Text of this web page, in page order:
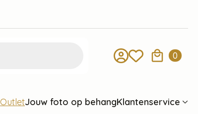
0
OutletJouw foto op behangKlantenservice